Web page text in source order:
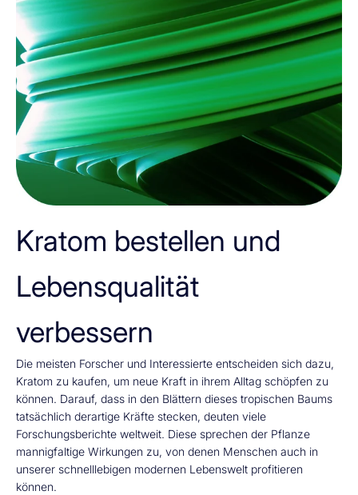
Kratom bestellen und
Lebensqualität
verbessern
Die meisten Forscher und Interessierte entscheiden sich dazu,
Kratom zu kaufen, um neue Kraft in ihrem Alltag schöpfen zu
können. Darauf, dass in den Blättern dieses tropischen Baums
tatsächlich derartige Kräfte stecken, deuten viele
Forschungsberichte weltweit. Diese sprechen der Pflanze
mannigfaltige Wirkungen zu, von denen Menschen auch in
unserer schnelllebigen modernen Lebenswelt profitieren
können.